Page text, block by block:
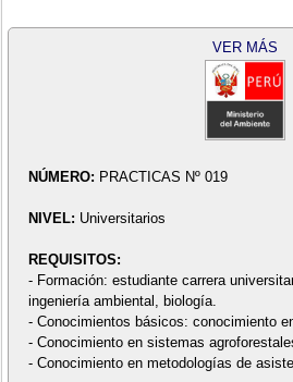
VER MÁS
NÚMERO: PRACTICAS Nº 019
NIVEL: Universitarios
REQUISITOS:
- Formación: estudiante carrera
ingeniería ambiental, biología.
- Conocimientos básicos: conocimiento
- Conocimiento en sistemas
- Conocimiento en metodologías de